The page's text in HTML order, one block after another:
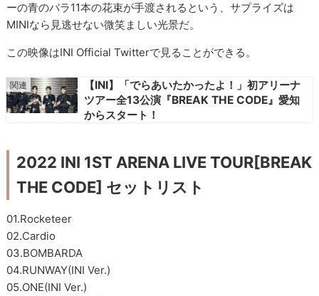
ーの青のバラ11本の花束が手渡されるという、サプライズは
MINIなら見逃せない微笑ましい光景だ。
この映像はINI Official Twitterで見ることができる。
【INI】「でらあいたかったよ！」初アリーナ
ツアー全13公演『BREAK THE CODE』愛知
からスタート！
2022 INI 1ST ARENA LIVE TOUR[BREAK
THE CODE] セットリスト
01.Rocketeer
02.Cardio
03.BOMBARDA
04.RUNWAY(INI Ver.)
05.ONE(INI Ver.)